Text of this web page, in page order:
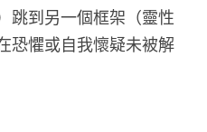
跳到另一個框架（靈性
恐懼或自我懷疑未被解